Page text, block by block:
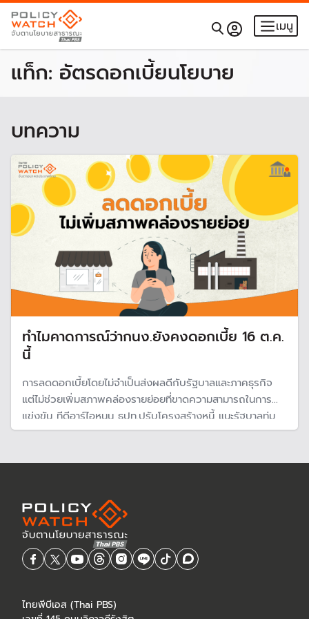
เมนู
แท็ก: อัตรดอกเบี้ยนโยบาย
บทความ
ทำไมคาดการณ์ว่ากนง.ยังคงดอกเบี้ย 16 ต.ค.
นี้
การลดดอกเบี้ยโดยไม่จำเป็นส่งผลดีกับรัฐบาลและภาคธุรกิจ
แต่ไม่ช่วยเพิ่มสภาพคล่องรายย่อยที่ขาดความสามารถในการ
แข่งขัน ทีดีอาร์ไอหนุน ธปท.ปรับโครงสร้างหนี้ แนะรัฐบาลทุ่ม
งบเพิ่มทักษะผู้ประกอบการระดับล่าง
ไทยพีบีเอส (Thai PBS)